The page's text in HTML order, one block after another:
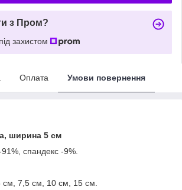
з Пром?
захистом
Оплата Умови повернення
ширина 5 см
91%, спандекс -9%.
см, 7,5 см, 10 см, 15 см.